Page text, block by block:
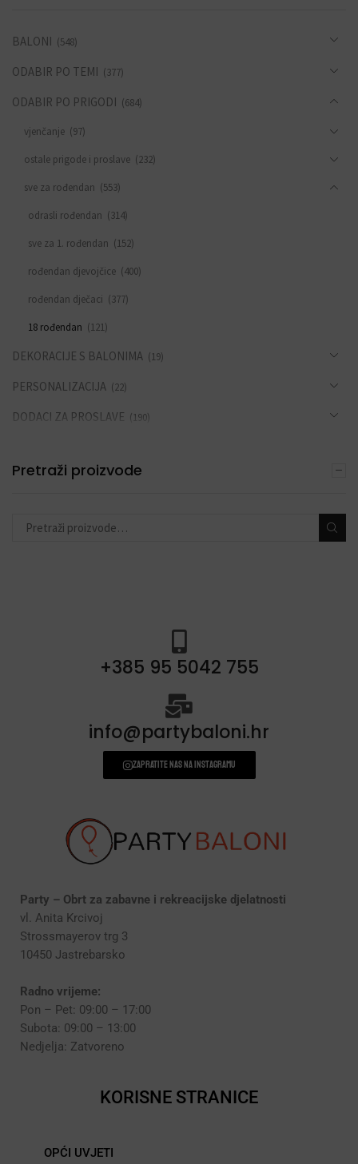
BALONI (548)
ODABIR PO TEMI (377)
ODABIR PO PRIGODI (684)
vjenčanje (97)
ostale prigode i proslave (232)
sve za rođendan (553)
odrasli rođendan (314)
sve za 1. rođendan (152)
rođendan djevojčice (400)
rođendan dječaci (377)
18 rođendan (121)
DEKORACIJE S BALONIMA (19)
PERSONALIZACIJA (22)
DODACI ZA PROSLAVE (190)
Pretraži proizvode
+385 95 5042 755
info@partybaloni.hr
Zapratite nas na instagramu
Party – Obrt za zabavne i rekreacijske djelatnosti
vl. Anita Krcivoj
Strossmayerov trg 3
10450 Jastrebarsko
Radno vrijeme:
Pon – Pet: 09:00 – 17:00
Subota: 09:00 – 13:00
Nedjelja: Zatvoreno
KORISNE STRANICE
OPĆI UVJETI